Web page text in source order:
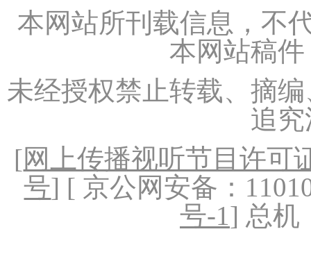
本网站所刊载信息，不
本网站稿
未经授权禁止转载、摘
追
[网上传播视听节目许可
号] [ 京公网安备：
号-1] 总机